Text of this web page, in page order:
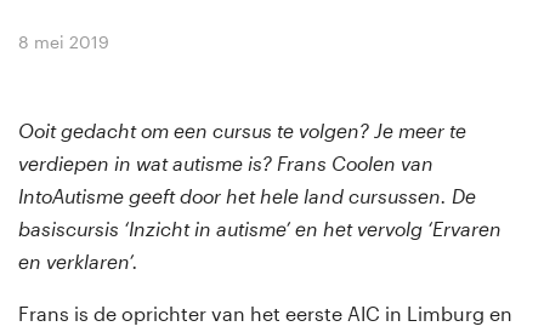
8 mei 2019
Ooit gedacht om een cursus te volgen? Je meer te
verdiepen in wat autisme is? Frans Coolen van
IntoAutisme geeft door het hele land cursussen. De
basiscursis ‘Inzicht in autisme’ en het vervolg ‘Ervaren
en verklaren’.
Frans is de oprichter van het eerste AIC in Limburg en